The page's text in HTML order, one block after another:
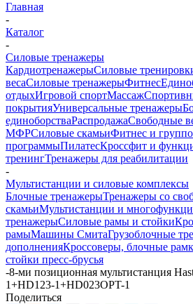
Главная
-
Каталог
-
Силовые тренажеры
КардиотренажерыСиловые
весаСиловые тренажерыФитнес
отдыхИгровой спортМассаж
покрытияУниверсальные тренажеры
единоборстваРаспродажаСвободные
МФРСиловые скамьиФитнес и
программыПилатесКроссфит и
тренингТренажеры для реабилитации
-
Мультистанции и силовые комплексы
Блочные тренажерыТренажеры со
скамьиМультистанции и
тренажерыСиловые рамы и стойки
рамыМашины СмитаГрузоблочные
дополненияКроссоверы, блочные
стойки пресс-брусья
-8-ми позиционная мультистанция
1+HD123-1+HD023OPT-1
Поделиться